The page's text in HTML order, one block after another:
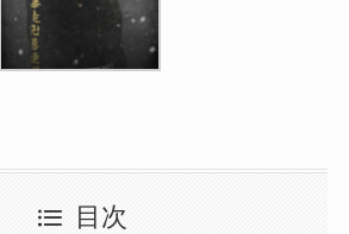
目次